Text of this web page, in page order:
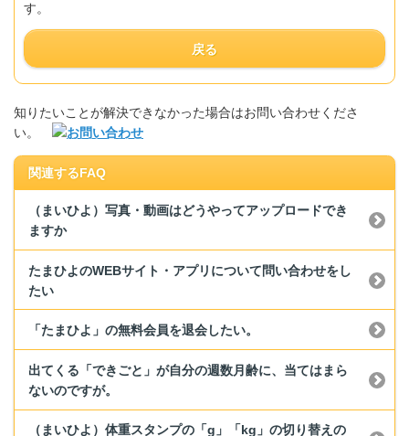
す。
戻る
知りたいことが解決できなかった場合はお問い合わせくださ
い。
関連するFAQ
（まいひよ）写真・動画はどうやってアップロードでき
ますか
たまひよのWEBサイト・アプリについて問い合わせをし
たい
「たまひよ」の無料会員を退会したい。
出てくる「できごと」が自分の週数月齢に、当てはまら
ないのですが。
（まいひよ）体重スタンプの「g」「kg」の切り替えの